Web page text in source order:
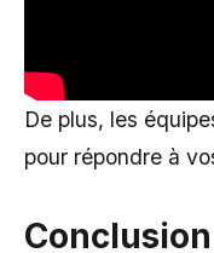
De plus, les
pour répondre à
Conclusion